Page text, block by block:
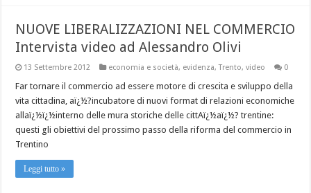
NUOVE LIBERALIZZAZIONI NEL COMMERCIO
Intervista video ad Alessandro Olivi
13 Settembre 2012 economia e società, evidenza,Trento,video 0
Far tornare il commercio ad essere motore di crescita e sviluppo della
vita cittadina, aï¿½?incubatore di nuovi format di relazioni economiche
allaï¿½ï¿½interno delle mura storiche delle cittAï¿½aï¿½? trentine:
questi gli obiettivi del prossimo passo della riforma del commercio in
Trentino
Leggi tutto »